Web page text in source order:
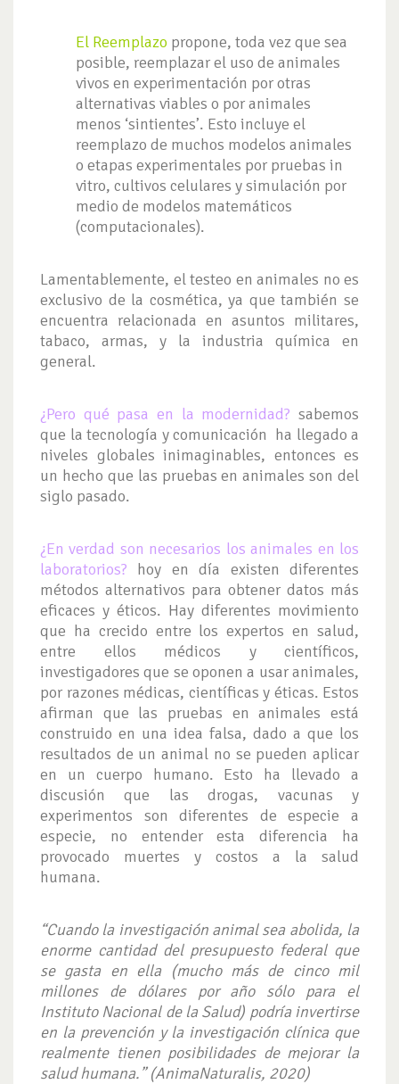
El Reemplazo propone, toda vez que sea
posible, reemplazar el uso de animales
vivos en experimentación por otras
alternativas viables o por animales
menos ‘sintientes’. Esto incluye el
reemplazo de muchos modelos animales
o etapas experimentales por pruebas in
vitro, cultivos celulares y simulación por
medio de modelos matemáticos
(computacionales).
Lamentablemente, el testeo en animales no es
exclusivo de la cosmética, ya que también se
encuentra relacionada en asuntos militares,
tabaco, armas, y la industria química en
general.
¿Pero qué pasa en la modernidad? sabemos
que la tecnología y comunicación ha llegado a
niveles globales inimaginables, entonces es
un hecho que las pruebas en animales son del
siglo pasado.
¿En verdad son necesarios los animales en los
laboratorios? hoy en día existen diferentes
métodos alternativos para obtener datos más
eficaces y éticos. Hay diferentes movimiento
que ha crecido entre los expertos en salud,
entre ellos médicos y científicos,
investigadores que se oponen a usar animales,
por razones médicas, científicas y éticas. Estos
afirman que las pruebas en animales está
construido en una idea falsa, dado a que los
resultados de un animal no se pueden aplicar
en un cuerpo humano. Esto ha llevado a
discusión que las drogas, vacunas y
experimentos son diferentes de especie a
especie, no entender esta diferencia ha
provocado muertes y costos a la salud
humana.
“Cuando la investigación animal sea abolida, la
enorme cantidad del presupuesto federal que
se gasta en ella (mucho más de cinco mil
millones de dólares por año sólo para el
Instituto Nacional de la Salud) podrí­a invertirse
en la prevención y la investigación clí­nica que
realmente tienen posibilidades de mejorar la
salud humana.” (AnimaNaturalis, 2020)